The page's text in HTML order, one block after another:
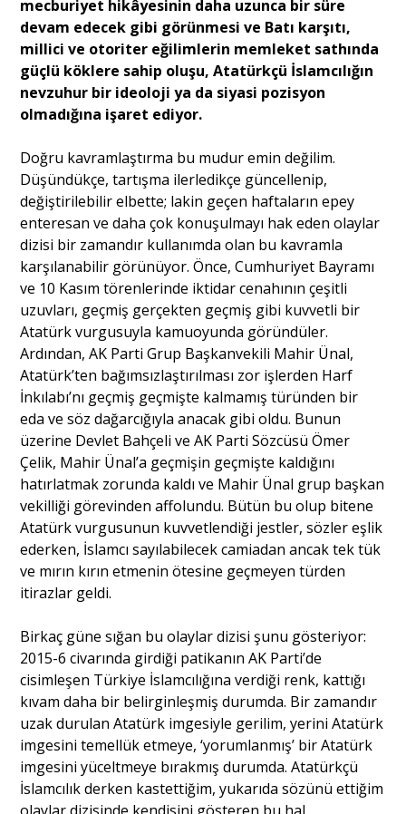
Dünya
Yorum - Analiz
Söyleşi
Yazı Dizisi
Portre
Yazarlar
Eğitim
Dosya Haber
Ankara Analiz
Sağlık
mecburiyet hikâyesinin daha uzunca bir süre
devam edecek gibi görünmesi ve Batı karşıtı,
millici ve otoriter eğilimlerin memleket sathında
güçlü köklere sahip oluşu, Atatürkçü İslamcılığın
nevzuhur bir ideoloji ya da siyasi pozisyon
olmadığına işaret ediyor.
Doğru kavramlaştırma bu mudur emin değilim.
Düşündükçe, tartışma ilerledikçe güncellenip,
değiştirilebilir elbette; lakin geçen haftaların epey
enteresan ve daha çok konuşulmayı hak eden olaylar
dizisi bir zamandır kullanımda olan bu kavramla
karşılanabilir görünüyor. Önce, Cumhuriyet Bayramı
ve 10 Kasım törenlerinde iktidar cenahının çeşitli
uzuvları, geçmiş gerçekten geçmiş gibi kuvvetli bir
Atatürk vurgusuyla kamuoyunda göründüler.
Ardından, AK Parti Grup Başkanvekili Mahir Ünal,
Atatürk’ten bağımsızlaştırılması zor işlerden Harf
İnkılabı’nı geçmiş geçmişte kalmamış türünden bir
eda ve söz dağarcığıyla anacak gibi oldu. Bunun
üzerine Devlet Bahçeli ve AK Parti Sözcüsü Ömer
Çelik, Mahir Ünal’a geçmişin geçmişte kaldığını
hatırlatmak zorunda kaldı ve Mahir Ünal grup başkan
vekilliği görevinden affolundu. Bütün bu olup bitene
Atatürk vurgusunun kuvvetlendiği jestler, sözler eşlik
ederken, İslamcı sayılabilecek camiadan ancak tek tük
ve mırın kırın etmenin ötesine geçmeyen türden
itirazlar geldi.
Birkaç güne sığan bu olaylar dizisi şunu gösteriyor:
2015-6 civarında girdiği patikanın AK Parti’de
cisimleşen Türkiye İslamcılığına verdiği renk, kattığı
kıvam daha bir belirginleşmiş durumda. Bir zamandır
uzak durulan Atatürk imgesiyle gerilim, yerini Atatürk
imgesini temellük etmeye, ‘yorumlanmış’ bir Atatürk
imgesini yüceltmeye bırakmış durumda. Atatürkçü
İslamcılık derken kastettiğim, yukarıda sözünü ettiğim